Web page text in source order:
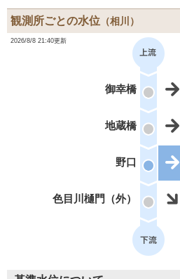
観測所ごとの水位 （相川）
2026/8/8 21:40更新
御幸橋
地蔵橋
野口
色目川樋門（外）